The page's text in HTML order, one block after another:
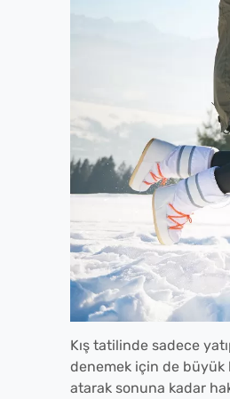
Kış tatilinde sadece
denemek için de büyük
atarak sonuna kadar